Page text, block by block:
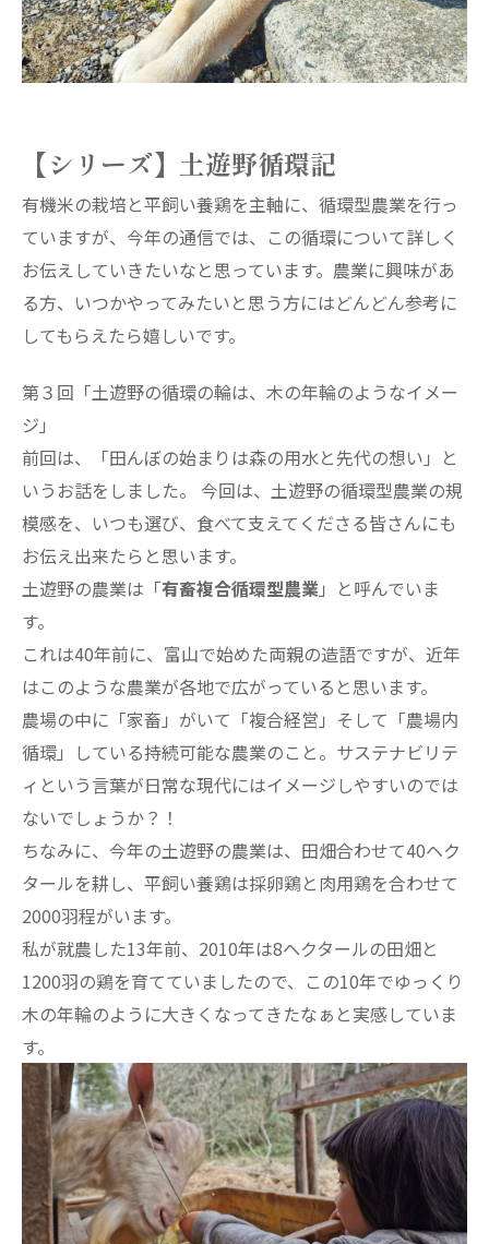
【シリーズ】土遊野循環記
有機米の栽培と平飼い養鶏を主軸に、循環型農業を行っ
ていますが、今年の通信では、この循環について詳しく
お伝えしていきたいなと思っています。農業に興味があ
る方、いつかやってみたいと思う方にはどんどん参考に
してもらえたら嬉しいです。
第３回「土遊野の循環の輪は、木の年輪のようなイメー
ジ」
前回は、「田んぼの始まりは森の用水と先代の想い」と
いうお話をしました。 今回は、土遊野の循環型農業の規
模感を、いつも選び、食べて支えてくださる皆さんにも
お伝え出来たらと思います。
土遊野の農業は「有畜複合循環型農業」と呼んでいま
す。
これは40年前に、富山で始めた両親の造語ですが、近年
はこのような農業が各地で広がっていると思います。
農場の中に「家畜」がいて「複合経営」そして「農場内
循環」している持続可能な農業のこと。サステナビリテ
ィという言葉が日常な現代にはイメージしやすいのでは
ないでしょうか？！
ちなみに、今年の土遊野の農業は、田畑合わせて40ヘク
タールを耕し、平飼い養鶏は採卵鶏と肉用鶏を合わせて
2000羽程がいます。
私が就農した13年前、2010年は8ヘクタールの田畑と
1200羽の鶏を育てていましたので、この10年でゆっくり
木の年輪のように大きくなってきたなぁと実感していま
す。